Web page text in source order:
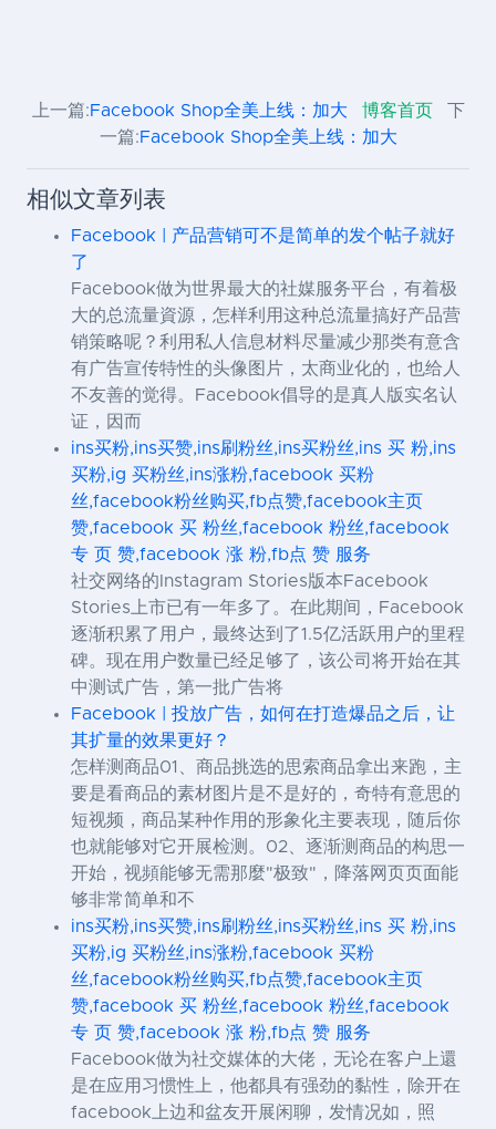
上一篇:Facebook Shop全美上线：加大 博客首页
下
一篇:Facebook Shop全美上线：加大
相似文章列表
Facebook | 产品营销可不是简单的发个帖子就好
了
Facebook做为世界最大的社媒服务平台，有着极
大的总流量資源，怎样利用这种总流量搞好产品营
销策略呢？利用私人信息材料尽量减少那类有意含
有广告宣传特性的头像图片，太商业化的，也给人
不友善的觉得。Facebook倡导的是真人版实名认
证，因而
ins买粉,ins买赞,ins刷粉丝,ins买粉丝,ins 买 粉,ins
买粉,ig 买粉丝,ins涨粉,facebook 买粉
丝,facebook粉丝购买,fb点赞,facebook主页
赞,facebook 买 粉丝,facebook 粉丝,facebook
专 页 赞,facebook 涨 粉,fb点 赞 服务
社交网络的Instagram Stories版本Facebook
Stories上市已有一年多了。在此期间，Facebook
逐渐积累了用户，最终达到了1.5亿活跃用户的里程
碑。现在用户数量已经足够了，该公司将开始在其
中测试广告，第一批广告将
Facebook | 投放广告，如何在打造爆品之后，让
其扩量的效果更好？
怎样测商品01、商品挑选的思索商品拿出来跑，主
要是看商品的素材图片是不是好的，奇特有意思的
短视频，商品某种作用的形象化主要表现，随后你
也就能够对它开展检测。02、逐渐测商品的构思一
开始，视頻能够无需那麼"极致"，降落网页页面能
够非常简单和不
ins买粉,ins买赞,ins刷粉丝,ins买粉丝,ins 买 粉,ins
买粉,ig 买粉丝,ins涨粉,facebook 买粉
丝,facebook粉丝购买,fb点赞,facebook主页
赞,facebook 买 粉丝,facebook 粉丝,facebook
专 页 赞,facebook 涨 粉,fb点 赞 服务
Facebook做为社交媒体的大佬，无论在客户上還
是在应用习惯性上，他都具有强劲的黏性，除开在
facebook上边和盆友开展闲聊，发情况如，照